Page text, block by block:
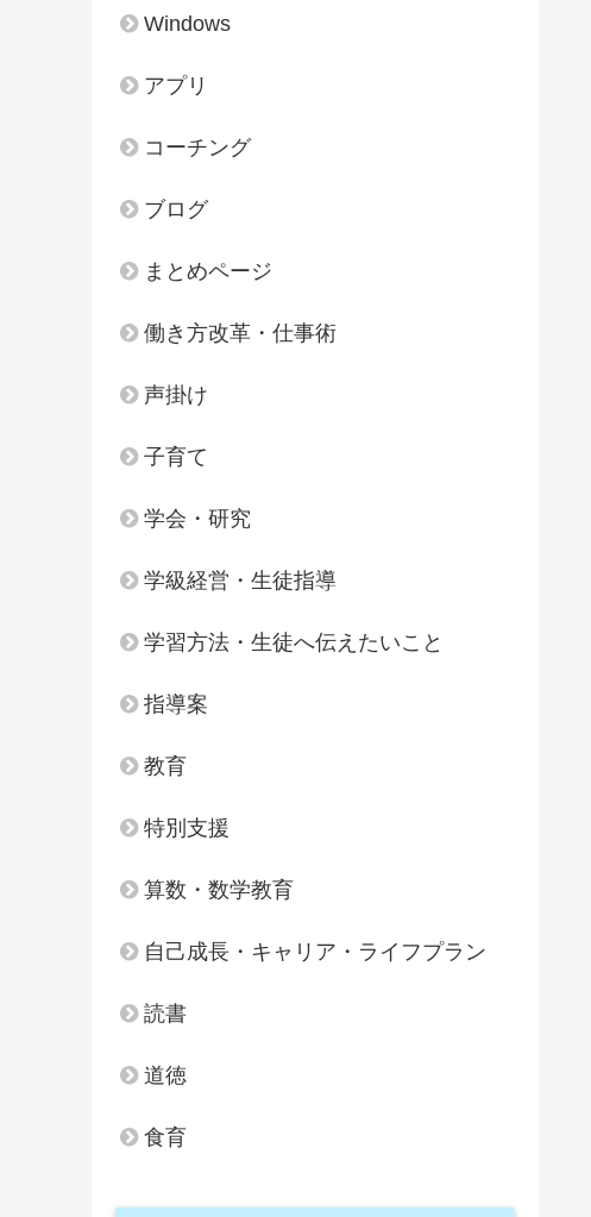
Windows
アプリ
コーチング
ブログ
まとめページ
働き方改革・仕事術
声掛け
子育て
学会・研究
学級経営・生徒指導
学習方法・生徒へ伝えたいこと
指導案
教育
特別支援
算数・数学教育
自己成長・キャリア・ライフプラン
読書
道徳
食育